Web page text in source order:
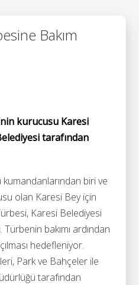
Bakım
kurucusu Karesi
tarafından
biri ve
olan Karesi Bey için
Karesi Belediyesi
Türbenin bakımı ardından
hedefleniyor.
Park ve Bahçeler ile
tarafından